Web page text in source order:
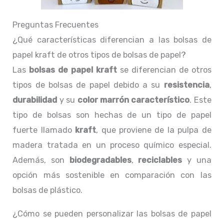
Preguntas Frecuentes
¿Qué características diferencian a las bolsas de
papel kraft de otros tipos de bolsas de papel?
Las bolsas de papel kraft se diferencian de otros
tipos de bolsas de papel debido a su resistencia,
durabilidad y su color marrón característico. Este
tipo de bolsas son hechas de un tipo de papel
fuerte llamado kraft, que proviene de la pulpa de
madera tratada en un proceso químico especial.
Además, son
biodegradables, reciclables y una
opción más sostenible en comparación con las
bolsas de plástico.
¿Cómo se pueden personalizar las bolsas de papel